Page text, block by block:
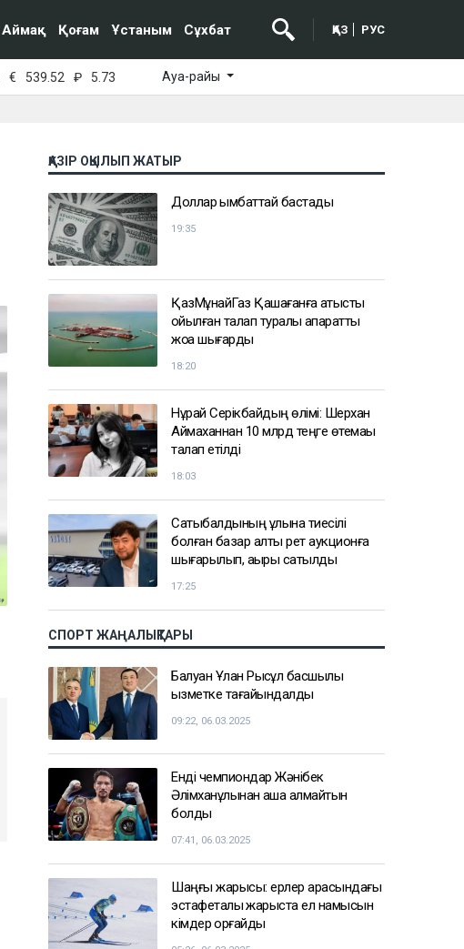
Аймақ Қоғам Ұстаным Сұхбат ҚАЗ РУС
€ 539.52 ₽ 5.73 Ауа-райы
ҚАЗІР ОҚЫЛЫП ЖАТЫР
Доллар қымбаттай бастады
19:35
ҚазМұнайГаз Қашағанға қатысты
қойылған талап туралы ақпаратты
жоққа шығарды
18:20
Нұрай Серікбайдың өлімі: Шерхан
Аймаханнан 10 млрд теңге өтемақы
талап етілді
18:03
Сатыбалдының ұлына тиесілі
болған базар алты рет аукционға
шығарылып, ақыры сатылды
17:25
СПОРТ ЖАҢАЛЫҚТАРЫ
Балуан Ұлан Рысқұл басшылық
қызметке тағайындалды
09:22, 06.03.2025
Енді чемпиондар Жәнібек
Әлімханұлынан қаша алмайтын
болды
07:41, 06.03.2025
Шаңғы жарысы: ерлер арасындағы
эстафеталық жарыста ел намысын
кімдер қорғайды